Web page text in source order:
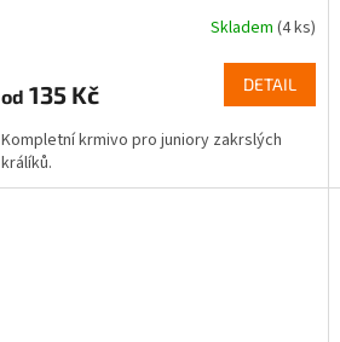
Skladem (4 ks)
od 135 Kč DETAIL
Kompletní krmivo pro juniory zakrslých
králíků.